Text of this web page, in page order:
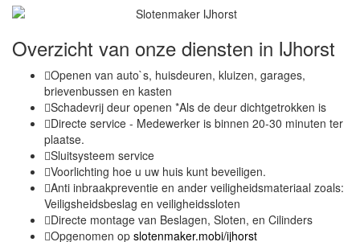
Overzicht van onze diensten in IJhorst
Openen van auto`s, huisdeuren, kluizen, garages,
brievenbussen en kasten
Schadevrij deur openen *Als de deur dichtgetrokken is
Directe service - Medewerker is binnen 20-30 minuten ter
plaatse.
Sluitsysteem service
Voorlichting hoe u uw huis kunt beveiligen.
Anti inbraakpreventie en ander veiligheidsmateriaal zoals:
Veiligsheidsbeslag en veiligheidssloten
Directe montage van Beslagen, Sloten, en Cilinders
Opgenomen op slotenmaker.mobi/ijhorst